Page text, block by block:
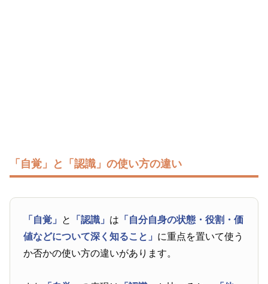
「自覚」と「認識」の使い方の違い
「自覚」 と 「認識」 は 「自分自身の状態・役割・価
値などについて深く知ること」 に重点を置いて使う
か否かの使い方の違いがあります。